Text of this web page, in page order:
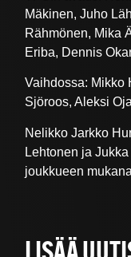
Mäkinen, Juho
Rähmönen, Mika
Eriba, Dennis
Vaihdossa: Mikko
Sjöroos, Aleksi
Nelikko Jarkko
Lehtonen ja
joukkueen